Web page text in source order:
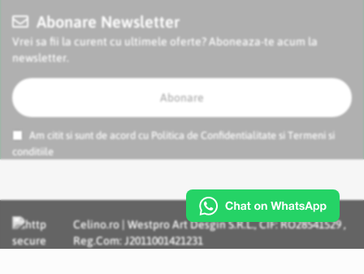
Abonare Newsletter
Vrei sa fii la curent cu ultimele oferte? Aboneaza-te acum la
newsletter.
Abonare
Am citit si sunt de acord cu Politica de Confidentialitate si
Termeni si
conditiile
Celino.ro | Westpro Art Desgin S.R.L., CIF: RO28541529 ,
Reg.Com: J2011001421231